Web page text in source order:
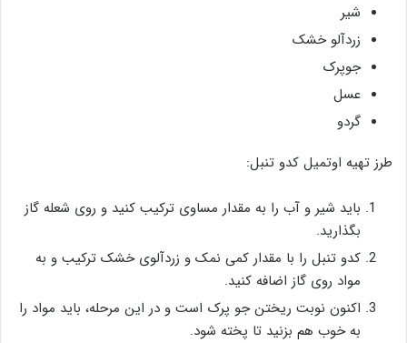
شیر
زردآلو خشک
جوپرک
عسل
گردو
طرز تهیه اوتمیل کدو تنبل:
باید شیر و آب را به مقدار مساوی ترکیب کنید و روی شعله گاز
بگذارید.
کدو تنبل را با مقدار کمی نمک و زردآلوی خشک ترکیب و به
مواد روی گاز اضافه کنید.
اکنون نوبت ریختن جو پرک است و در این مرحله، باید مواد را
به خوب هم بزنید تا پخته شود.